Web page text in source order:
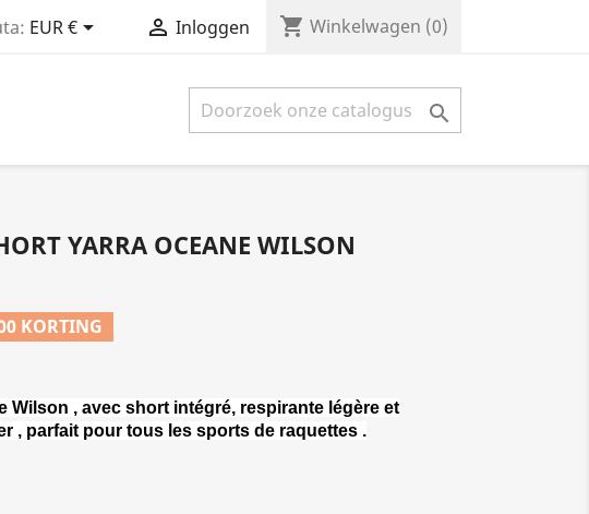
EUR €  Inloggen shopping_cart Winkelwagen (0)

YARRA OCEANE WILSON
KORTING
Wilson , avec short intégré, respirante légère et
, parfait pour tous les sports de raquettes .